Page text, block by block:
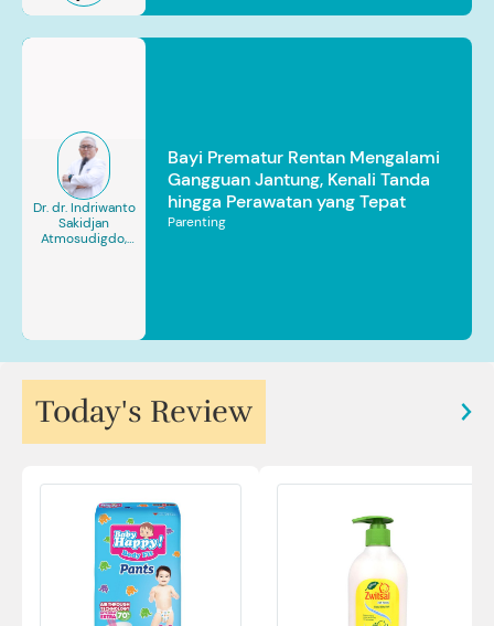
Dr. dr. Indriwanto
Sakidjan
Atmosudigdo,
Bayi Prematur Rentan Mengalami
Gangguan Jantung, Kenali Tanda
hingga Perawatan yang Tepat
Parenting
Today's Review